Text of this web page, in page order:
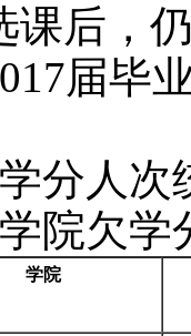
课后，
届毕
分人次
院欠学
学院